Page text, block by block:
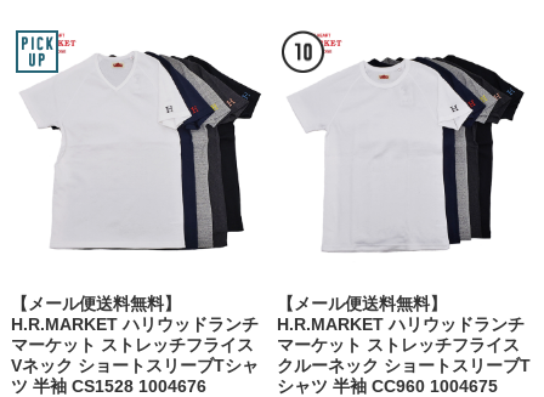
【メール便送料無料】
H.R.MARKET ハリウッドランチ
マーケット ストレッチフライス
Vネック ショートスリーブTシャ
ツ 半袖 CS1528 1004676
【メール便送料無料】
H.R.MARKET ハリウッドランチ
マーケット ストレッチフライス
クルーネック ショートスリーブT
シャツ 半袖 CC960 1004675